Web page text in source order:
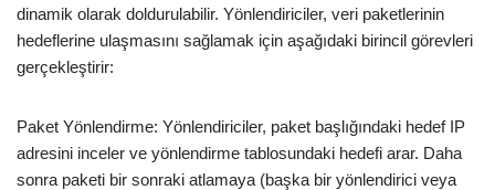
dinamik olarak doldurulabilir. Yönlendiriciler, veri paketlerinin
hedeflerine ulaşmasını sağlamak için aşağıdaki birincil görevleri
gerçekleştirir:
Paket Yönlendirme: Yönlendiriciler, paket başlığındaki hedef IP
adresini inceler ve yönlendirme tablosundaki hedefi arar. Daha
sonra paketi bir sonraki atlamaya (başka bir yönlendirici veya